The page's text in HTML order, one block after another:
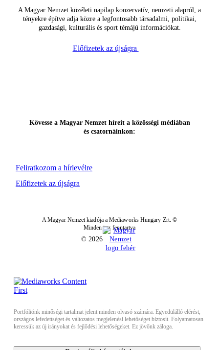
A Magyar Nemzet közéleti napilap konzervatív, nemzeti alapról, a
tényekre építve adja közre a legfontosabb társadalmi, politikai,
gazdasági, kulturális és sport témájú információkat.
Előfizetek az újságra
Feliratkozom a hírlevélre
Kövesse a Magyar Nemzet híreit a közösségi médiában
és csatornáinkon:
Előfizetek az újságra
A Magyar Nemzet kiadója a Mediaworks Hungary Zrt. ©
Minden jog fenntartva
© 2026
Portfóliónk minőségi tartalmat jelent minden olvasó számára. Egyedülálló elérést,
országos lefedettséget és változatos megjelenési lehetőséget biztosít. Folyamatosan
keressük az új irányokat és fejlődési lehetőségeket. Ez jövőnk záloga.